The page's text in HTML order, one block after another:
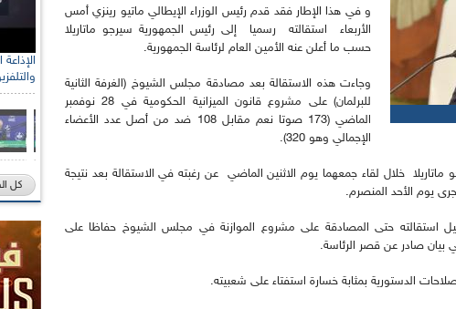
و في هذا الإطار فقد قدم رئيس الوزراء الإيطالي ماتيو رينزي أمس
الأربعاء استقالته رسميا إلى رئيس الجمهورية سيرجو ماتاريلا
حسب ما أعلن عنه الأمين العام لرئاسة الجمهورية.
وجاءت هذه الاستقالة بعد مصادقة مجلس الشيوخ (الغرفة الثانية
للبرلمان) على مشروع قانون الميزانية الحكومية في 28 نوفمبر
الماضي (173 صوتا نعم مقابل 108 ضد من أصل عدد الأعضاء
الإجمالي وهو 320).
ماتاريلا خلال لقاء جمعهما يوم الاثنين الماضي عن رغبته في الاستقالة بعد نتيجة
يوم الأحد المنصرم.
استقالته حتى المصادقة على مشروع الموازنة في مجلس الشيوخ حفاظا على
بيان صادر عن قصر الرئاسة.
الدستورية بمثابة خسارة استفتاء على شعبيته.
كل